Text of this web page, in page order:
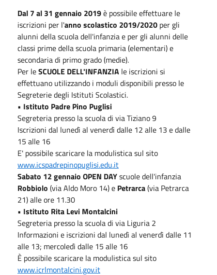
Dal 7 al 31 gennaio 2019è possibile effettuare le
iscrizioni per l'anno scolastico 2019/2020 per gli
alunni della scuola dell'infanzia e per gli alunni delle
classi prime della scuola primaria (elementari) e
secondaria di primo grado (medie).
Per leSCUOLE DELL'INFANZIA le iscrizioni si
effettuano utilizzando i moduli disponibili presso le
Segreterie degli Istituti Scolastici.
• Istituto Padre Pino Puglisi
Segreteria presso la scuola di via Tiziano 9
Iscrizioni dal lunedì al venerdì dalle 12 alle 13 e dalle
15 alle 16
E' possibile scaricare la modulistica sul sito
www.icspadrepinopuglisi.edu.it
Sabato 12 gennaio OPEN DAYscuole dell'infanzia
Robbiolo (via Aldo Moro 14) e Petrarca(via Petrarca
21) alle ore 11.30
• Istituto Rita Levi Montalcini
Segreteria presso la scuola di via Liguria 2
Informazioni e iscrizioni dal lunedì al venerdì dalle 11
alle 13; mercoledì dalle 15 alle 16
È possibile scaricare la modulistica sul sito
www.icrlmontalcini.gov.it